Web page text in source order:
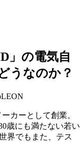
」の電気自
うなのか？
カーとして創業。
歳にも満たない若い
界でもまた、テス